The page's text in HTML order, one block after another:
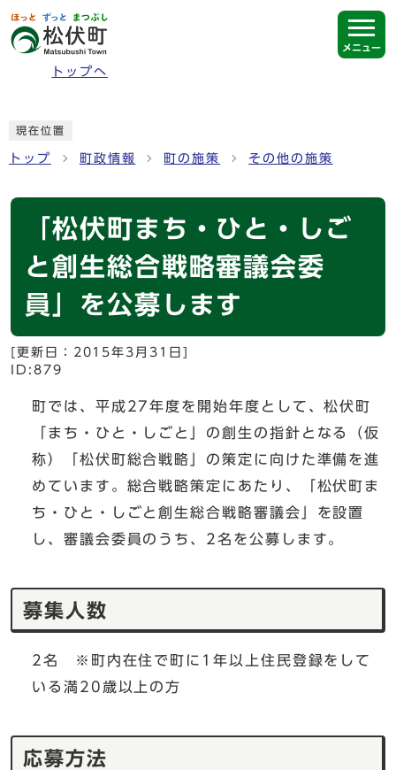
ページの先頭です
トップへ
メニュー
現在位置
トップ 町政情報 町の施策 その他の施策
「松伏町まち・ひと・しご
と創生総合戦略審議会委
員」を公募します
[更新日： 2015年3月31日
ID:879
町では、平成27年度を開始年度として、松伏町
「まち・ひと・しごと」の創生の指針となる（仮
称）「松伏町総合戦略」の策定に向けた準備を進
めています。総合戦略策定にあたり、「松伏町ま
ち・ひと・しごと創生総合戦略審議会」を設置
し、審議会委員のうち、2名を公募します。
募集人数
2名 ※町内在住で町に1年以上住民登録をして
いる満20歳以上の方
応募方法